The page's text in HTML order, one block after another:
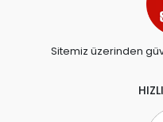
Sitemiz üzerinden